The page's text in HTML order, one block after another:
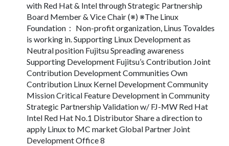
with Red Hat & Intel through Strategic Partnership
Board Member & Vice Chair (※) ※The Linux
Foundation： Non-profit organization, Linus Tovaldes
is working in. Supporting Linux Development as
Neutral position Fujitsu Spreading awareness
Supporting Development Fujitsu’s Contribution Joint
Contribution Development Communities Own
Contribution Linux Kernel Development Community
Mission Critical Feature Development in Community
Strategic Partnership Validation w/ FJ-MW Red Hat
Intel Red Hat No.1 Distributor Share a direction to
apply Linux to MC market Global Partner Joint
Development Office 8